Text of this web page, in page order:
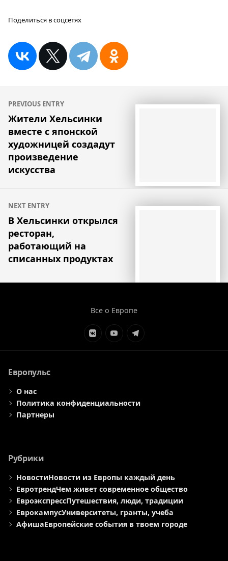
Поделиться в соцсетях
Навигация
по
записям
PREVIOUS ENTRY
Жители Хельсинки
вместе с японской
художницей создадут
произведение
искусства
NEXT ENTRY
В Хельсинки открылся
ресторан,
работающий на
списанных продуктах
Все о Европе
ЭлементЭлементЭлемент
Европульс
О нас
Политика конфиденциальности
Партнеры
Рубрики
НовостиНовости из Европы каждый день
ЕвротрендЧем живет современное общество
ЕвроэкспрессПутешествия, люди, традиции
ЕврокампусУниверситеты, гранты, учеба
АфишаЕвропейские события в твоем городе